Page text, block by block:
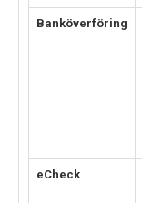
Banköverföring
eCheck